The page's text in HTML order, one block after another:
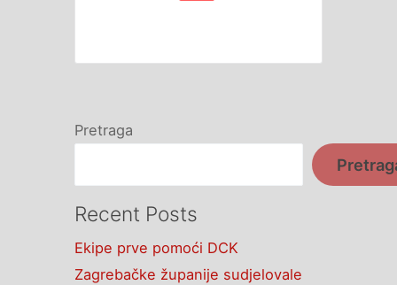
Pretraga
Recent Posts
Ekipe prve pomoći DCK
Zagrebačke županije sudjelovale